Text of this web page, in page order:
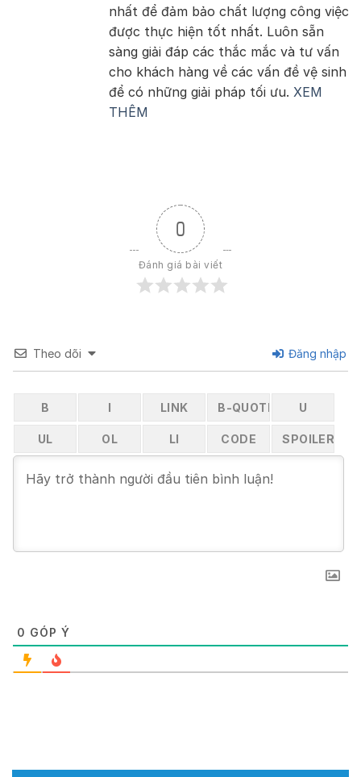
nhất để đảm bảo chất lượng công việc
được thực hiện tốt nhất. Luôn sẵn
sàng giải đáp các thắc mắc và tư vấn
cho khách hàng về các vấn đề vệ sinh
để có những giải pháp tối ưu. XEM
THÊM
0
Đánh giá bài viết
Theo dõi Đăng nhập
0 GÓP Ý